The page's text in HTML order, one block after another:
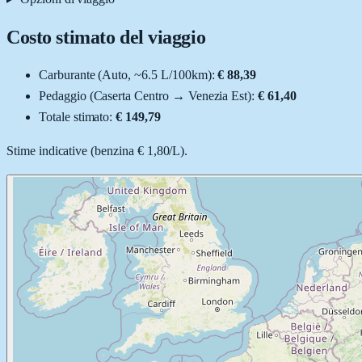
Costo stimato del viaggio
Carburante (Auto, ~6.5 L/100km): € 88,39
Pedaggio (Caserta Centro→ Venezia Est): € 61,40
Totale stimato:€ 149,79
Stime indicative (benzina € 1,80/L).